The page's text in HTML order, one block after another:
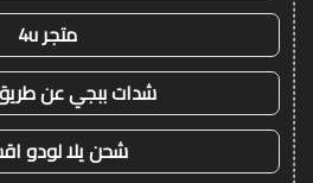
متجر 4u
شدات ببجي عن
شحن يلا لودو